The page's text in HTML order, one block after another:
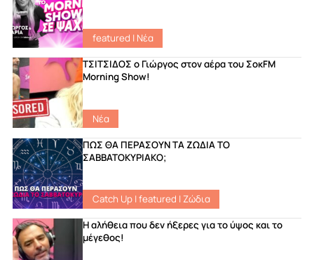
featured | Νέα
ΤΣΙΤΣΙΔΟΣ ο Γιώργος στον αέρα του ΣοκFM
Morning Show!
Νέα
ΠΩΣ ΘΑ ΠΕΡΑΣΟΥΝ ΤΑ ΖΩΔΙΑ ΤΟ
ΣΑΒΒΑΤΟΚΥΡΙΑΚΟ;
Catch Up|featured | Ζώδια
Η αλήθεια που δεν ήξερες για το ύψος και το
μέγεθος!